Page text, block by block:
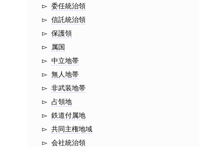
委任統治領
信託統治領
保護領
属国
中立地帯
無人地帯
非武装地帯
占領地
鉄道付属地
共同主権地域
会社統治領